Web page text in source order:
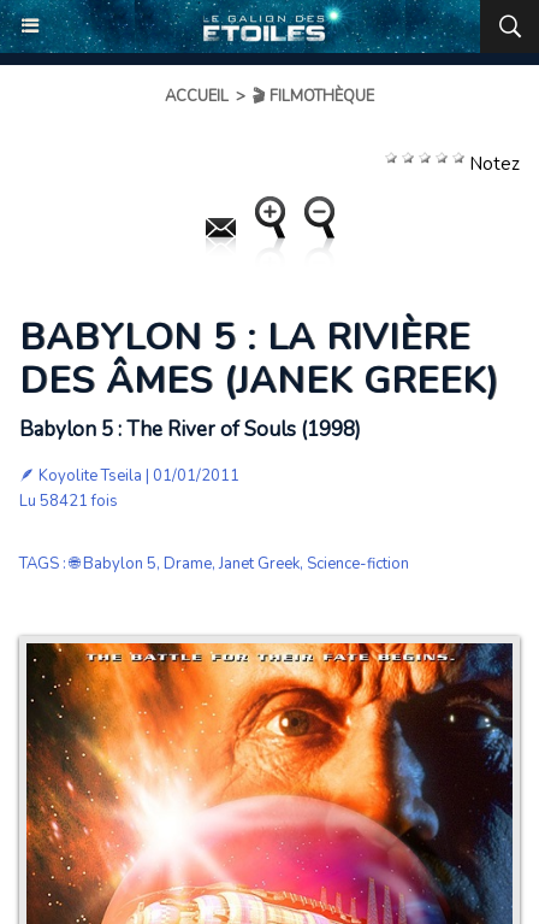
ACCUEIL > 🎬 FILMOTHÈQUE
Notez
BABYLON 5 : LA RIVIÈRE
DES ÂMES (JANEK GREEK)
Babylon 5 : The River of Souls (1998)
🪶 Koyolite Tseila | 01/01/2011
Lu 58421 fois
TAGS :🌐 Babylon 5, Drame,Janet Greek, Science-fiction